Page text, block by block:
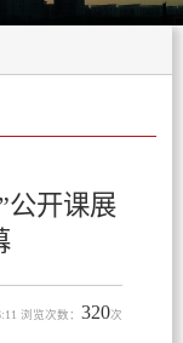
公开课展
浏览次数：320次